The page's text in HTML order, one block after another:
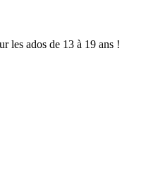
les ados de 13 à 19 ans !